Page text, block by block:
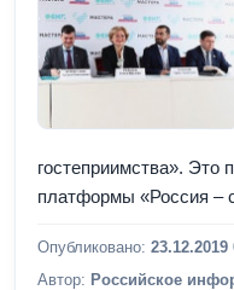
гостеприимства». Это
платформы «Россия –
Опубликовано: 23.12.2019
Автор: Российское